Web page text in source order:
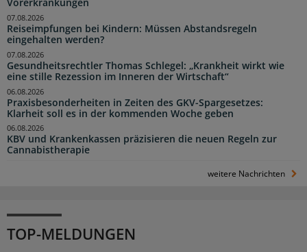
Vorerkrankungen
Reiseimpfungen bei Kindern: Müssen Abstandsregeln
eingehalten werden?
07.08.2026
Gesundheitsrechtler Thomas Schlegel: „Krankheit wirkt wie
eine stille Rezession im Inneren der Wirtschaft“
07.08.2026
Praxisbesonderheiten in Zeiten des GKV-Spargesetzes:
Klarheit soll es in der kommenden Woche geben
06.08.2026
KBV und Krankenkassen präzisieren die neuen Regeln zur
Cannabistherapie
06.08.2026
weitere Nachrichten
TOP-MELDUNGEN